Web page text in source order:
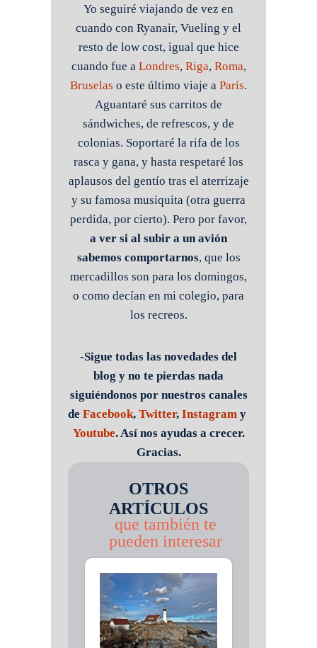
Yo seguiré viajando de vez en
cuando con Ryanair, Vueling y el
resto de low cost, igual que hice
cuando fue a Londres, Riga, Roma,
Bruselas o este último viaje a París.
Aguantaré sus carritos de
sándwiches, de refrescos, y de
colonias. Soportaré la rifa de los
rasca y gana, y hasta respetaré los
aplausos del gentío tras el aterrizaje
y su famosa musiquita (otra guerra
perdida, por cierto). Pero por favor,
a ver si al subir a un avión
sabemos comportarnos, que los
mercadillos son para los domingos,
o como decían en mi colegio, para
los recreos.
-Sigue todas las novedades del
blog y no te pierdas nada
siguiéndonos por nuestros canales
de Facebook, Twitter, Instagram y
Youtube. Así nos ayudas a crecer.
Gracias.
OTROS
ARTÍCULOS
que también te
pueden interesar